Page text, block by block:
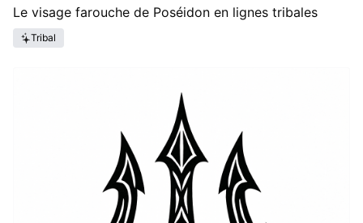
Le visage farouche de Poséidon en lignes tribales
Tribal